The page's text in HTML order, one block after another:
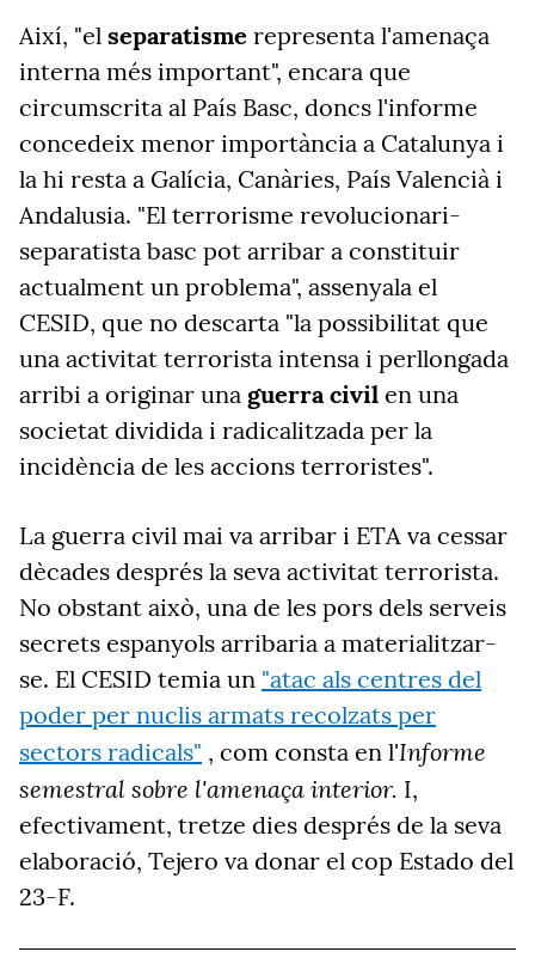
Així, "el separatisme representa l'amenaça
interna més important", encara que
circumscrita al País Basc, doncs l'informe
concedeix menor importància a Catalunya i
la hi resta a Galícia, Canàries, País Valencià i
Andalusia. "El terrorisme revolucionari-
separatista basc pot arribar a constituir
actualment un problema", assenyala el
CESID, que no descarta "la possibilitat que
una activitat terrorista intensa i perllongada
arribi a originar una guerra civil en una
societat dividida i radicalitzada per la
incidència de les accions terroristes".
La guerra civil mai va arribar i ETA va cessar
dècades després la seva activitat terrorista.
No obstant això, una de les pors dels serveis
secrets espanyols arribaria a materialitzar-
se. El CESID temia un "atac als centres del
poder per nuclis armats recolzats per
sectors radicals" , com consta en l'Informe
semestral sobre l'amenaça interior. I,
efectivament, tretze dies després de la seva
elaboració, Tejero va donar el cop Estado del
23-F.